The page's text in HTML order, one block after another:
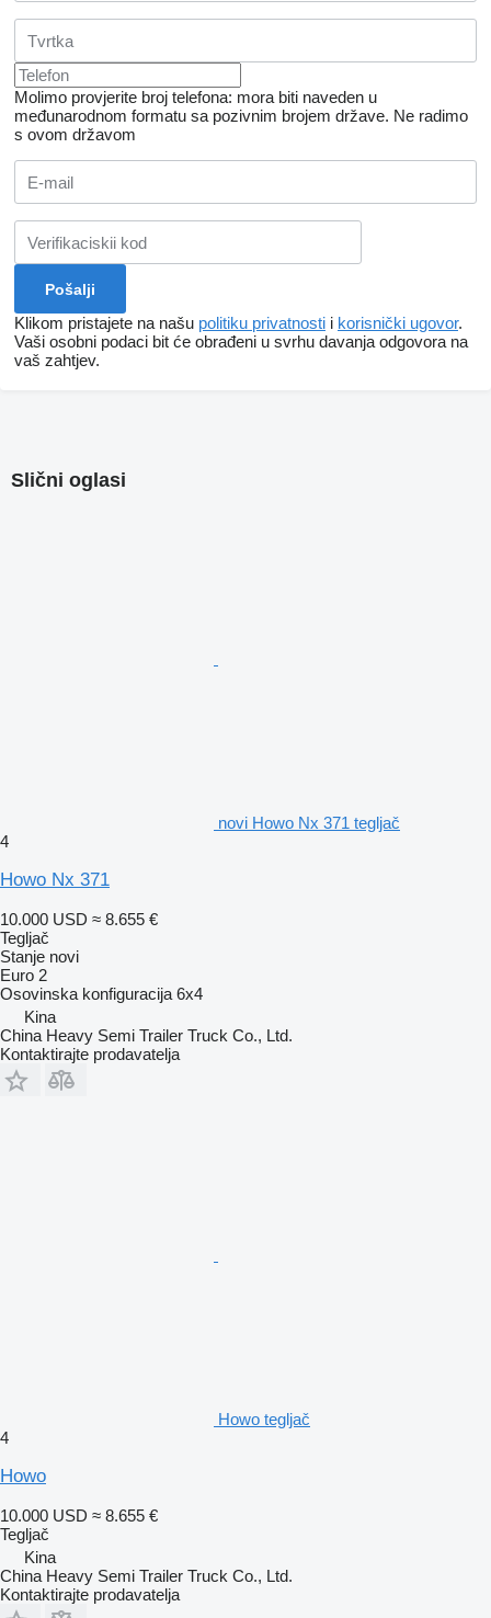
Molimo provjerite broj telefona: mora biti naveden u
međunarodnom formatu sa pozivnim brojem države. Ne radimo
s ovom državom
Klikom pristajete na našu politiku privatnosti i korisnički ugovor.
Vaši osobni podaci bit će obrađeni u svrhu davanja odgovora na
vaš zahtjev.
Slični oglasi
novi Howo Nx 371 tegljač
4
Howo Nx 371
10.000 USD ≈ 8.655 €
Tegljač
Stanje novi
Euro 2
Osovinska konfiguracija 6x4
Kina
China Heavy Semi Trailer Truck Co., Ltd.
Kontaktirajte prodavatelja
Howo tegljač
4
Howo
10.000 USD ≈ 8.655 €
Tegljač
Kina
China Heavy Semi Trailer Truck Co., Ltd.
Kontaktirajte prodavatelja